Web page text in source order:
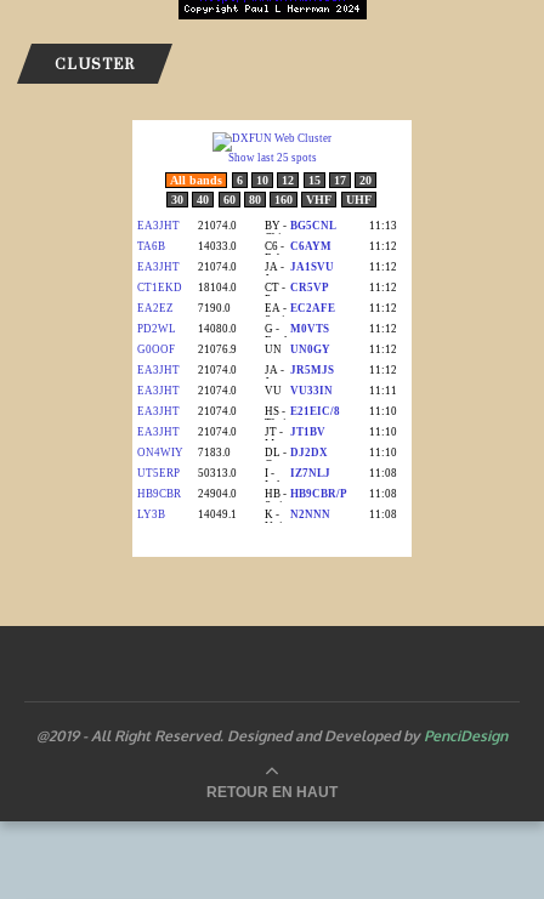
CLUSTER
@2019 - All Right Reserved. Designed and Developed by PenciDesign
RETOUR EN HAUT